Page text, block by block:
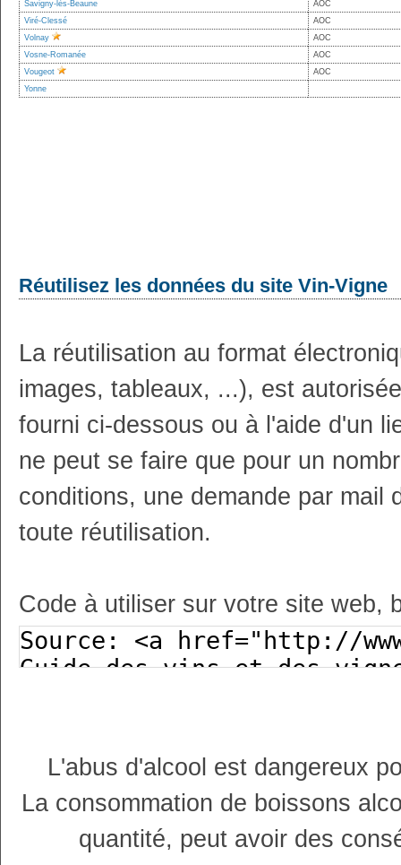
Savigny-lès-Beaune
AOC
Viré-Clessé
AOC
Volnay
AOC
Vosne-Romanée
AOC
Vougeot
AOC
Yonne
Réutilisez les données du site Vin-Vigne
La réutilisation au format
images, tableaux, ...), est
fourni ci-dessous ou à l'aide d'un
ne peut se faire que pour un
conditions, une demande par mail
toute réutilisation.
Code à utiliser sur votre site web,
L'abus d'alcool est dangereux
La consommation de boissons
quantité, peut avoir des